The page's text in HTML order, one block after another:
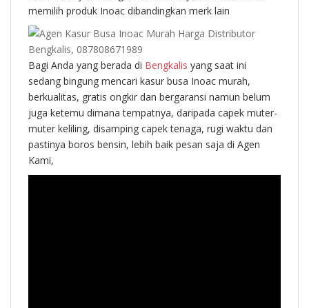
memilih produk Inoac dibandingkan merk lain
Bagi Anda yang berada di Bengkalis yang saat ini
sedang bingung mencari kasur busa Inoac murah,
berkualitas, gratis ongkir dan bergaransi namun belum
juga ketemu dimana tempatnya, daripada capek muter-
muter keliling, disamping capek tenaga, rugi waktu dan
pastinya boros bensin, lebih baik pesan saja di Agen
Kami,